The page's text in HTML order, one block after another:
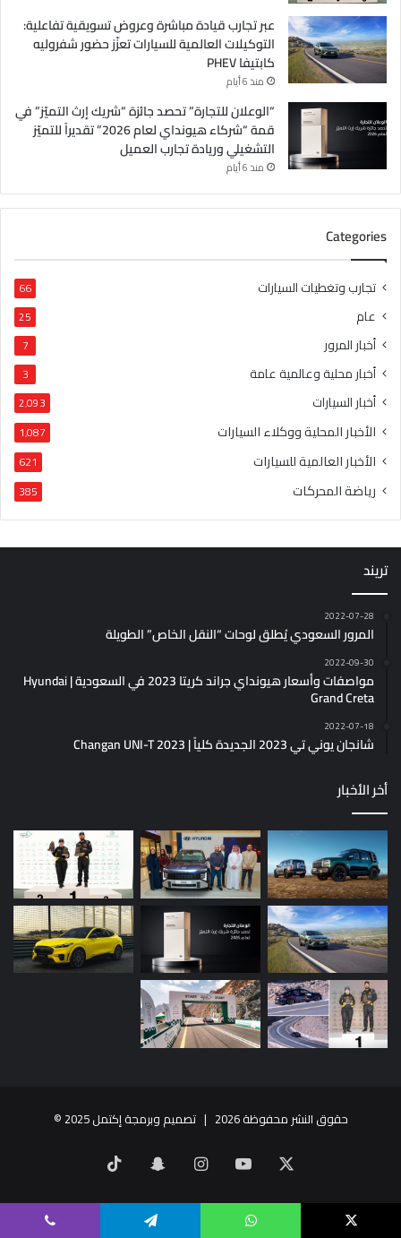
عبر تجارب قيادة مباشرة وعروض تسويقية تفاعلية:
التوكيلات العالمية للسيارات تعزّز حضور شفروليه
كابتيفا PHEV
منذ 6 أيام
“الوعلان للتجارة” تحصد جائزة “شريك إرث التميّز” في
قمة “شركاء هيونداي لعام 2026” تقديراً للتميّز
التشغيلي وريادة تجارب العميل
منذ 6 أيام
Categories
تجارب وتغطيات السيارات 66
عام 25
أخبار المرور 7
أخبار محلية وعالمية عامة 3
أخبار السيارات 2٬093
الأخبار المحلية ووكلاء السيارات 1٬087
الأخبار العالمية للسيارات 621
رياضة المحركات 385
تريند
2022-07-28
المرور السعودي يُطلق لوحات “النقل الخاص” الطويلة
2022-09-30
مواصفات وأسعار هيونداي جراند كريتا 2023 في السعودية | Hyundai
Grand Creta
2022-07-18
شانجان يوني تي 2023 الجديدة كلياً | Changan UNI-T 2023
أخر الأخبار
حقوق النشر محفوظة 2026 | تصميم وبرمجة إكتمل 2025 ©
يوتيوب انستقرام سناب
تشات